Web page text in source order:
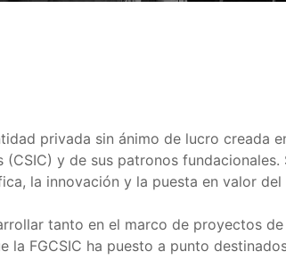
privada sin ánimo de lucro
y de sus patronos
la innovación y la puesta en valor
tanto en el marco de proyectos
la FGCSIC ha puesto a punto